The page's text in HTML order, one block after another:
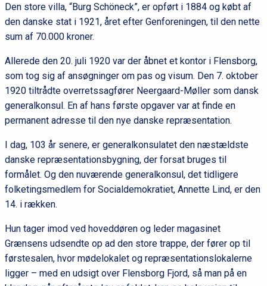
Den store villa, “Burg Schöneck”, er opført i 1884 og købt af
den danske stat i 1921, året efter Genforeningen, til den nette
sum af 70.000 kroner.
Allerede den 20. juli 1920 var der åbnet et kontor i Flensborg,
som tog sig af ansøgninger om pas og visum. Den 7. oktober
1920 tiltrådte overretssagfører Neergaard-Møller som dansk
generalkonsul. En af hans første opgaver var at finde en
permanent adresse til den nye danske repræsentation.
I dag, 103 år senere, er generalkonsulatet den næstældste
danske repræsentationsbygning, der forsat bruges til
formålet. Og den nuværende generalkonsul, det tidligere
folketingsmedlem for Socialdemokratiet, Annette Lind, er den
14. i rækken.
Hun tager imod ved hoveddøren og leder magasinet
Grænsens udsendte op ad den store trappe, der fører op til
førstesalen, hvor mødelokalet og repræsentationslokalerne
ligger – med en udsigt over Flensborg Fjord, så man på en